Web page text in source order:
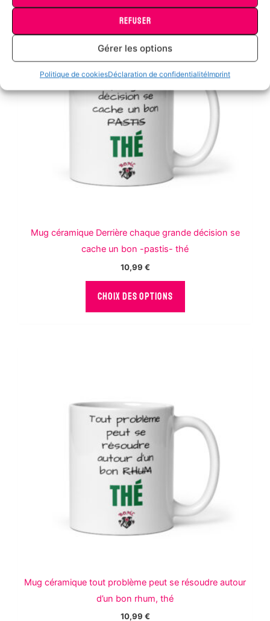
REFUSER
Gérer les options
Politique de cookiesDéclaration de confidentialitéImprint
E-mail
Ajouter des
photos ou vidéos
J'ai lu et j'accepte lesconditions
générales.
ENVOYER
options
être
choisies
sur
produit
Mug céramique Derrière chaque grande décision se
cache un bon -pastis- thé
10,99 €
CHOIX DES OPTIONS
Ce
a
choisies
produit
Mug céramique tout problème peut se résoudre autour
d’un bon rhum, thé
10,99 €